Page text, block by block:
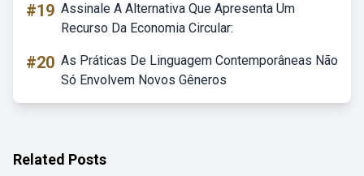
#19 Assinale A Alternativa Que Apresenta Um
Recurso Da Economia Circular:
#20 As Práticas De Linguagem Contemporâneas Não
Só Envolvem Novos Gêneros
Related Posts